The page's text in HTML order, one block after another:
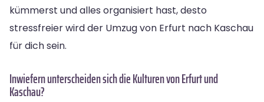
kümmerst und alles organisiert hast, desto
stressfreier wird der Umzug von Erfurt nach Kaschau
für dich sein.
Inwiefern unterscheiden sich die Kulturen von Erfurt und
Kaschau?